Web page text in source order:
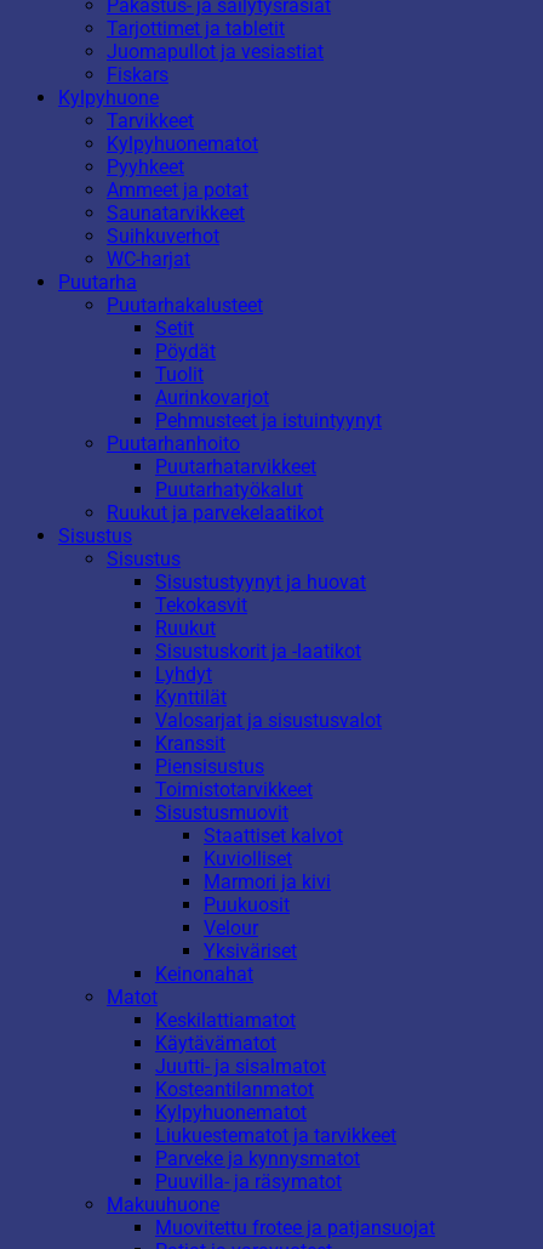
Pakastus- ja säilytysrasiat
Tarjottimet ja tabletit
Juomapullot ja vesiastiat
Fiskars
Kylpyhuone
Tarvikkeet
Kylpyhuonematot
Pyyhkeet
Ammeet ja potat
Saunatarvikkeet
Suihkuverhot
WC-harjat
Puutarha
Puutarhakalusteet
Setit
Pöydät
Tuolit
Aurinkovarjot
Pehmusteet ja istuintyynyt
Puutarhanhoito
Puutarhatarvikkeet
Puutarhatyökalut
Ruukut ja parvekelaatikot
Sisustus
Sisustus
Sisustustyynyt ja huovat
Tekokasvit
Ruukut
Sisustuskorit ja -laatikot
Lyhdyt
Kynttilät
Valosarjat ja sisustusvalot
Kranssit
Piensisustus
Toimistotarvikkeet
Sisustusmuovit
Staattiset kalvot
Kuviolliset
Marmori ja kivi
Puukuosit
Velour
Yksiväriset
Keinonahat
Matot
Keskilattiamatot
Käytävämatot
Juutti- ja sisalmatot
Kosteantilanmatot
Kylpyhuonematot
Liukuestematot ja tarvikkeet
Parveke ja kynnysmatot
Puuvilla- ja räsymatot
Makuuhuone
Muovitettu frotee ja patjansuojat